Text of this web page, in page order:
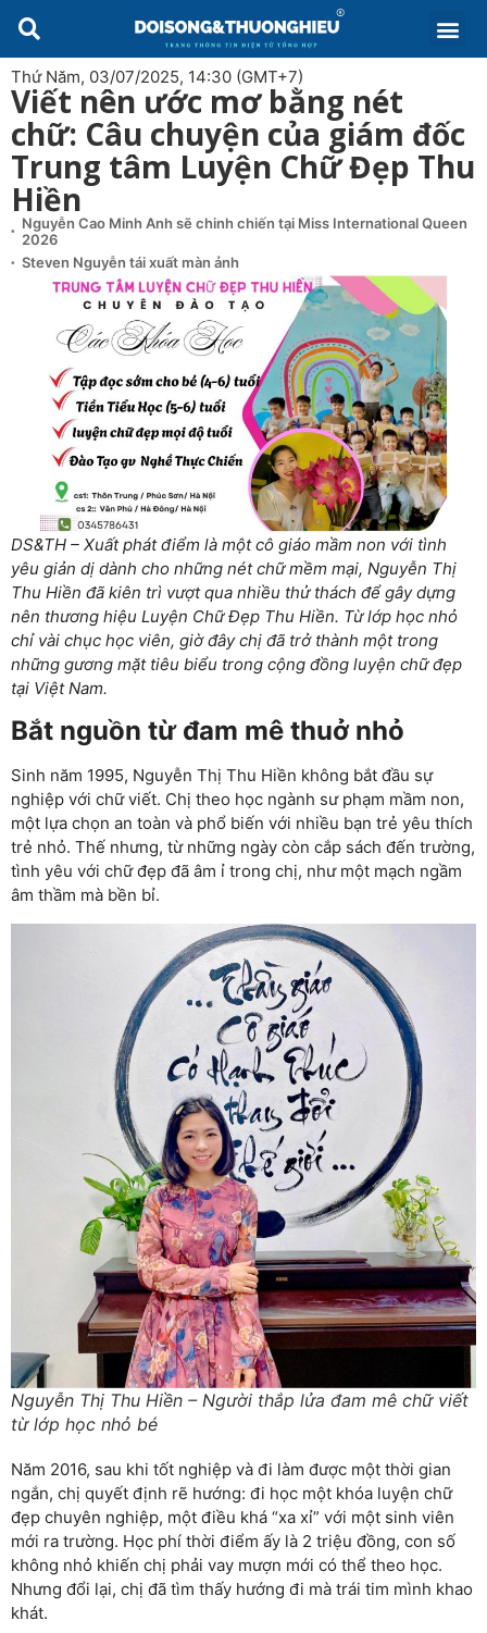
Thứ Năm, 03/07/2025, 14:30 (GMT+7)
Viết nên ước mơ bằng nét
chữ: Câu chuyện của giám đốc
Trung tâm Luyện Chữ Đẹp Thu
Hiền
Nguyễn Cao Minh Anh sẽ chinh chiến tại Miss International Queen
2026
Steven Nguyễn tái xuất màn ảnh
DS&TH – Xuất phát điểm là một cô giáo mầm non với tình
yêu giản dị dành cho những nét chữ mềm mại, Nguyễn Thị
Thu Hiền đã kiên trì vượt qua nhiều thử thách để gây dựng
nên thương hiệu Luyện Chữ Đẹp Thu Hiền. Từ lớp học nhỏ
chỉ vài chục học viên, giờ đây chị đã trở thành một trong
những gương mặt tiêu biểu trong cộng đồng luyện chữ đẹp
tại Việt Nam.
Bắt nguồn từ đam mê thuở nhỏ
Sinh năm 1995, Nguyễn Thị Thu Hiền không bắt đầu sự
nghiệp với chữ viết. Chị theo học ngành sư phạm mầm non,
một lựa chọn an toàn và phổ biến với nhiều bạn trẻ yêu thích
trẻ nhỏ. Thế nhưng, từ những ngày còn cắp sách đến trường,
tình yêu với chữ đẹp đã âm ỉ trong chị, như một mạch ngầm
âm thầm mà bền bỉ.
Nguyễn Thị Thu Hiền – Người thắp lửa đam mê chữ viết
từ lớp học nhỏ bé
Năm 2016, sau khi tốt nghiệp và đi làm được một thời gian
ngắn, chị quyết định rẽ hướng: đi học một khóa luyện chữ
đẹp chuyên nghiệp, một điều khá “xa xỉ” với một sinh viên
mới ra trường. Học phí thời điểm ấy là 2 triệu đồng, con số
không nhỏ khiến chị phải vay mượn mới có thể theo học.
Nhưng đổi lại, chị đã tìm thấy hướng đi mà trái tim mình khao
khát.